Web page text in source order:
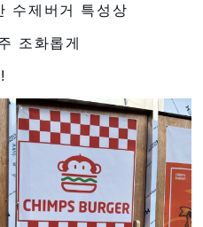
수제버거 특성상
조화롭게